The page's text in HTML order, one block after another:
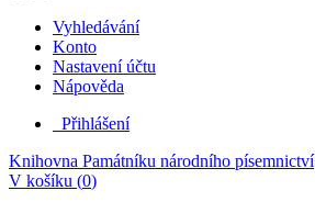
Vyhledávání
Konto
Nastavení účtu
Nápověda
Přihlášení
Knihovna Památníku národního písemnictví
V košíku (0)